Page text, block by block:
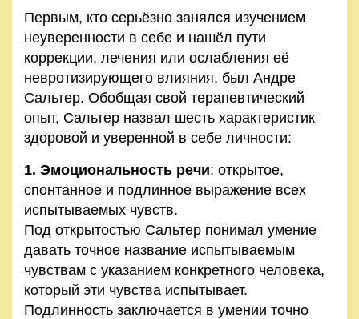
Первым, кто серьёзно занялся изучением
неуверенности в себе и нашёл пути
коррекции, лечения или ослабления её
невротизирующего влияния, был Андре
Сальтер. Обобщая свой терапевтический
опыт, Сальтер назвал шесть характеристик
здоровой и уверенной в себе личности:
1. Эмоциональность речи: открытое,
спонтанное и подлинное выражение всех
испытываемых чувств.
Под открытостью Сальтер понимал умение
давать точное название испытываемым
чувствам с указанием конкретного человека,
который эти чувства испытывает.
Подлинность заключается в умении точно